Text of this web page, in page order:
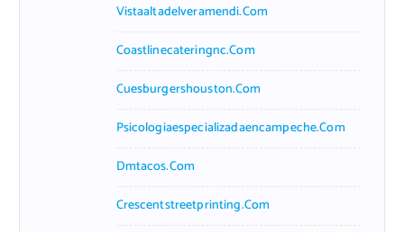
Vistaaltadelveramendi.com
Coastlinecateringnc.com
Cuesburgershouston.com
Psicologiaespecializadaencampeche.com
Dmtacos.com
Crescentstreetprinting.com